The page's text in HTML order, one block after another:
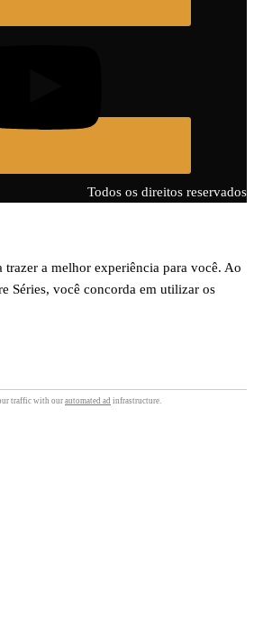
Todos os direitos reservados
a melhor experiência para você. Ao
Séries, você concorda em utilizar os
traffic with ourautomated ad infrastructure.